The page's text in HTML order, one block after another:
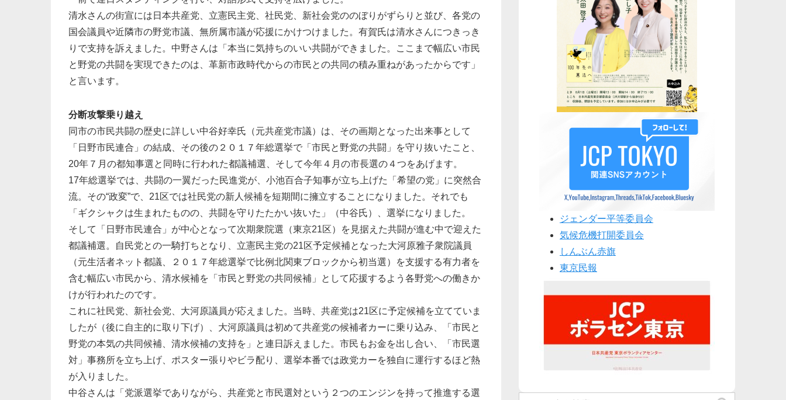
清水さんの街宣には日本共産党、立憲民主党、社民党、新社会党ののぼりがずらりと並び、各党の
国会議員や近隣市の野党市議、無所属市議が応援にかけつけました。有賀氏は清水さんにつきっき
りで支持を訴えました。中野さんは「本当に気持ちのいい共闘ができました。ここまで幅広い市民
と野党の共闘を実現できたのは、革新市政時代からの市民との共同の積み重ねがあったからです」
と言います。
分断攻撃乗り越え
同市の市民共闘の歴史に詳しい中谷好幸氏（元共産党市議）は、その画期となった出来事として
「日野市民連合」の結成、その後の２０１７年総選挙で「市民と野党の共闘」を守り抜いたこと、
20年７月の都知事選と同時に行われた都議補選、そして今年４月の市長選の４つをあげます。
17年総選挙では、共闘の一翼だった民進党が、小池百合子知事が立ち上げた「希望の党」に突然合
流。その“政変”で、21区では社民党の新人候補を短期間に擁立することになりました。それでも
「ギクシャクは生まれたものの、共闘を守りたたかい抜いた」（中谷氏）、選挙になりました。
そして「日野市民連合」が中心となって次期衆院選（東京21区）を見据えた共闘が進む中で迎えた
都議補選。自民党との一騎打ちとなり、立憲民主党の21区予定候補となった大河原雅子衆院議員
（元生活者ネット都議、２０１７年総選挙で比例北関東ブロックから初当選）を支援する有力者を
含む幅広い市民から、清水候補を「市民と野党の共同候補」として応援するよう各野党への働きか
けが行われたのです。
これに社民党、新社会党、大河原議員が応えました。当時、共産党は21区に予定候補を立てていま
したが（後に自主的に取り下げ）、大河原議員は初めて共産党の候補者カーに乗り込み、「市民と
野党の本気の共同候補、清水候補の支持を」と連日訴えました。市民もお金を出し合い、「市民選
対」事務所を立ち上げ、ポスター張りやビラ配り、選挙本番では政党カーを独自に運行するほど熱
が入りました。
中谷さんは「党派選挙でありながら、共産党と市民選対という２つのエンジンを持って推進する選
ジェンダー平等委員会
気候危機打開委員会
しんぶん赤旗
東京民報